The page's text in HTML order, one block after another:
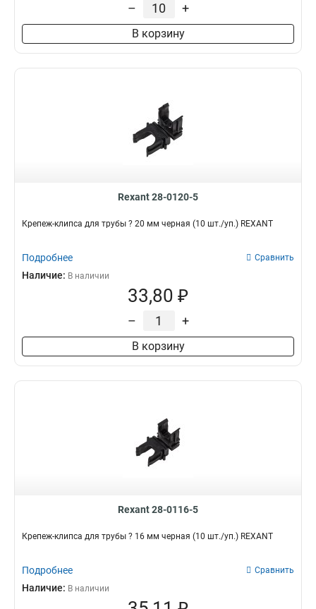
– +
В корзину
Rexant 28-0120-5
Крепеж-клипса для трубы ? 20 мм черная (10 шт./уп.) REXANT
Подробнее Сравнить
Наличие: В наличии
33,80 ₽
– +
В корзину
Rexant 28-0116-5
Крепеж-клипса для трубы ? 16 мм черная (10 шт./уп.) REXANT
Подробнее Сравнить
Наличие: В наличии